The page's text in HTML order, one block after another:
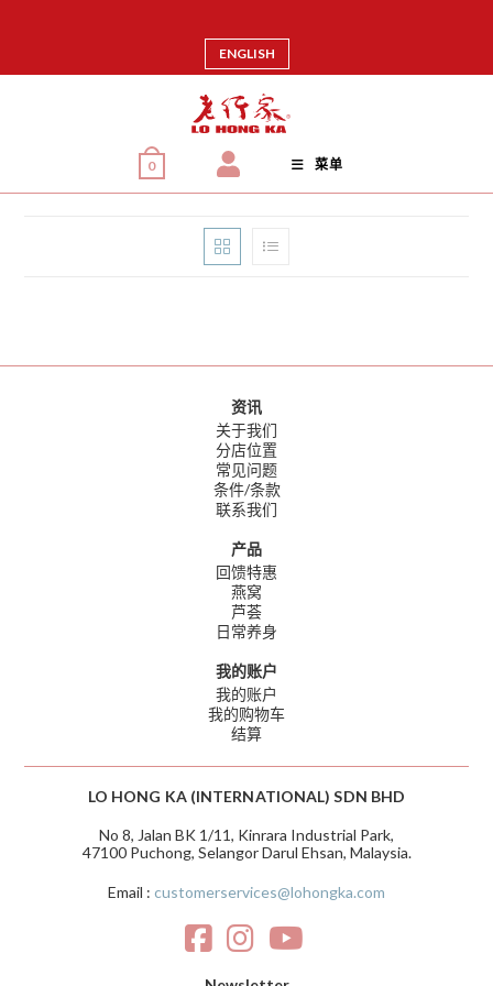
ENGLISH
0 菜单
LO HONG KA (INTERNATIONAL) SDN BHD
No 8, Jalan BK 1/11, Kinrara Industrial Park,
47100 Puchong, Selangor Darul Ehsan, Malaysia.
Email : customerservices@lohongka.com
资讯
关于我们
分店位置
常见问题
条件/条款
联系我们
产品
回馈特惠
燕窝
芦荟
日常养身
我的账户
我的账户
我的购物车
结算